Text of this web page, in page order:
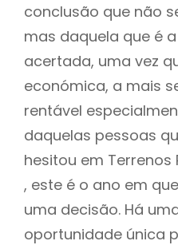
conclusão que não
mas daquela que é
acertada, uma vez
económica, a mais
rentável
daquelas pessoas
hesitou em Terrenos
, este é o ano em
uma decisão. Há
oportunidade única